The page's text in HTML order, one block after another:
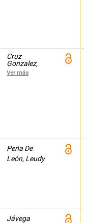
Cruz
Gonzalez,
Anzony
Arturo;
Francisco
Rafael
Ver más
Peña De
León, Leudy
Jávega